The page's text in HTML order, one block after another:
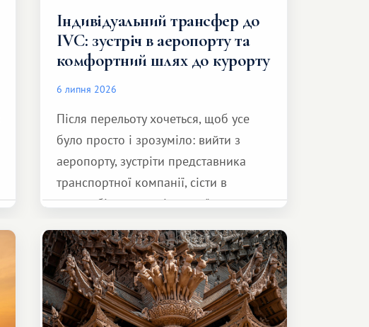
Індивідуальний трансфер до
IVC: зустріч в аеропорту та
комфортний шлях до курорту
6 липня 2026
Після перельоту хочеться, щоб усе
було просто і зрозуміло: вийти з
аеропорту, зустріти представника
транспортної компанії, сісти в
автомобіль та спокійно доїхати до